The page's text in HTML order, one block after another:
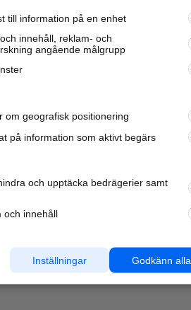
nya kunder och
samarbetspartners nära dig.
Läs mer här
till information på en enhet
innehåll, reklam- och
angående målgrupp
om geografisk positionering
på information som aktivt begärs
och upptäcka bedrägerier samt
och innehåll
Godkänn alla
Inställningar